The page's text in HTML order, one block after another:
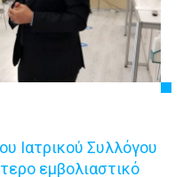
Ιατρικού Συλλόγου
εμβολιαστικό